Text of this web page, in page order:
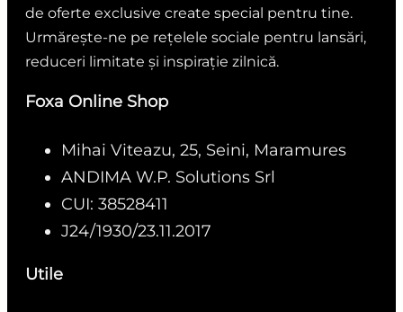
de oferte exclusive create special pentru tine.
Urmărește-ne pe rețelele sociale pentru lansări,
reduceri limitate și inspirație zilnică.
Foxa Online Shop
Mihai Viteazu, 25, Seini, Maramures
ANDIMA W.P. Solutions Srl
CUI: 38528411
J24/1930/23.11.2017
Utile